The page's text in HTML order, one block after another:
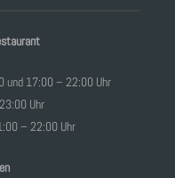
und 17:00 – 22:00 Uhr
Uhr
– 22:00 Uhr